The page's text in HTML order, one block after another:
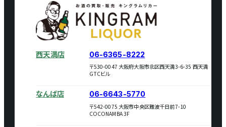
西天満店 06-6365-8222
〒530-0047 大阪府大阪市北区西天満3-6-35 西天満
GTCビル
なんば店 06-6643-5770
〒542-0075 大阪市中央区難波千日前7-10
COCONAMBA 3F